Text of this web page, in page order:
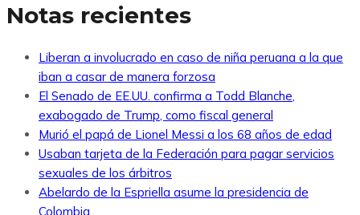
Notas recientes
Liberan a involucrado en caso de niña peruana a la que
iban a casar de manera forzosa
El Senado de EE.UU. confirma a Todd Blanche,
exabogado de Trump, como fiscal general
Murió el papá de Lionel Messi a los 68 años de edad
Usaban tarjeta de la Federación para pagar servicios
sexuales de los árbitros
Abelardo de la Espriella asume la presidencia de
Colombia